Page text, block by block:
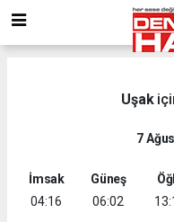
Uşak
7
İmsak
04:16
Güneş
06:02